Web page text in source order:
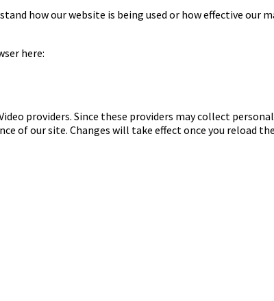
how our website is being used or how effective our
here:
providers. Since these providers may collect
of our site. Changes will take effect once you reload